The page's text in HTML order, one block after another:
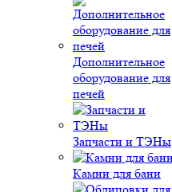
Дополнительное
оборудование для
печей
Запчасти и ТЭНы
Камни для бани